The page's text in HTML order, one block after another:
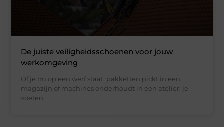
De juiste veiligheidsschoenen voor jouw
werkomgeving
Of je nu op een werf staat, pakketten pickt in een
magazijn of machines onderhoudt in een atelier: je
voeten